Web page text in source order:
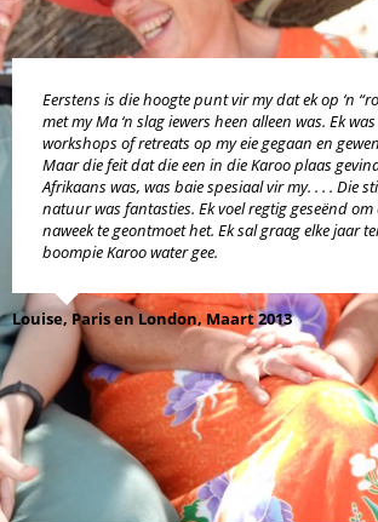
Eerstens is die hoogte punt vir my dat ek op ‘n
met my Ma ‘n slag iewers heen alleen was. Ek
workshops of retreats op my eie gegaan en
Maar die feit dat die een in die Karoo plaas
Afrikaans was, was baie spesiaal vir my. . . . Die
natuur was fantasties. Ek voel regtig geseënd om
naweek te geontmoet het. Ek sal graag elke jaar
boompie Karoo water gee.
Louise, Paris en London, Maart 2013